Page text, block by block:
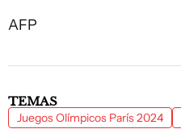
AFP
TEMAS
Juegos Olímpicos París 2024